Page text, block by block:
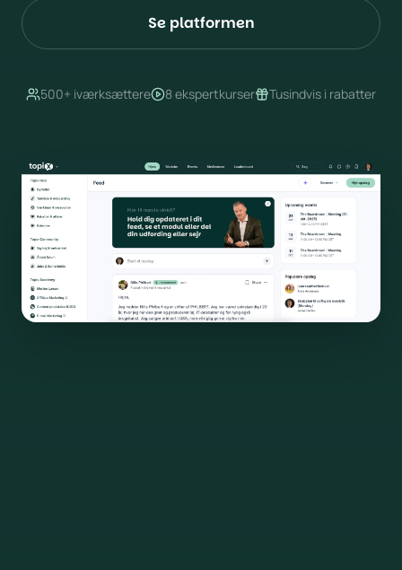
Se platformen
500+ iværksættere 8 ekspertkurser Tusindvis i rabatter